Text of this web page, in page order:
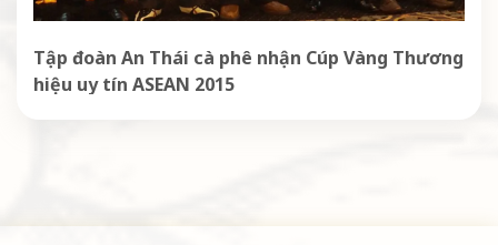
Tập đoàn An Thái cà phê nhận Cúp Vàng Thương
hiệu uy tín ASEAN 2015